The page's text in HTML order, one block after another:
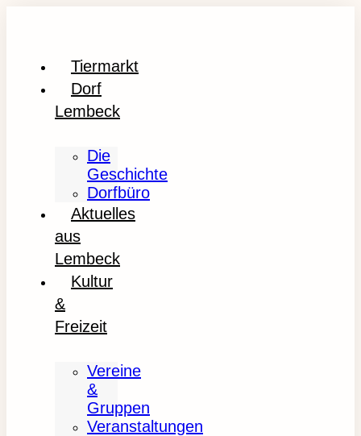
Tiermarkt
Dorf
Lembeck
Die
Geschichte
Dorfbüro
Aktuelles
aus
Lembeck
Kultur
&
Freizeit
Vereine
&
Gruppen
Veranstaltungen